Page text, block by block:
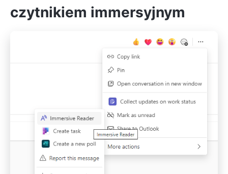
czytnikiem immersyjnym